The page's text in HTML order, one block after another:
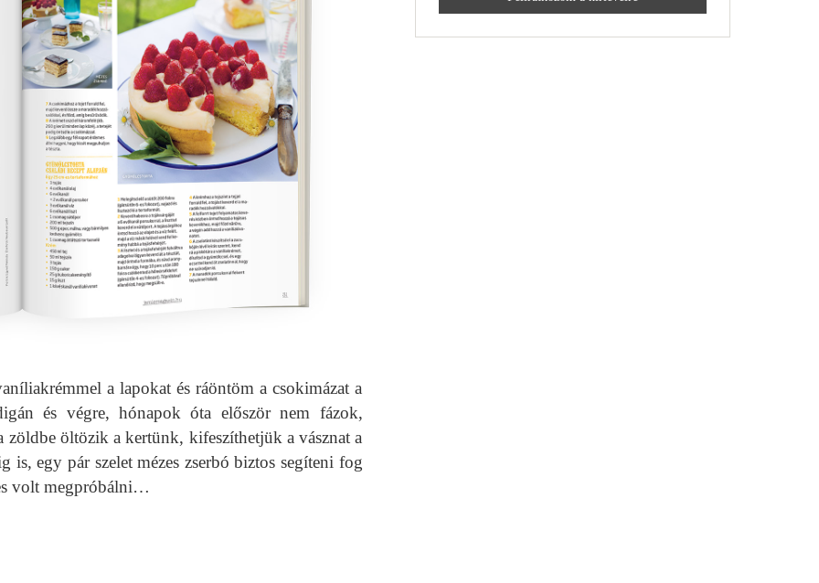
a lapokat és ráöntöm a csokimázat a
és végre, hónapok óta először nem fázok,
zöldbe öltözik a kertünk, kifeszíthetjük a vásznat a
is, egy pár szelet mézes zserbó biztos segíteni fog
volt megpróbálni…